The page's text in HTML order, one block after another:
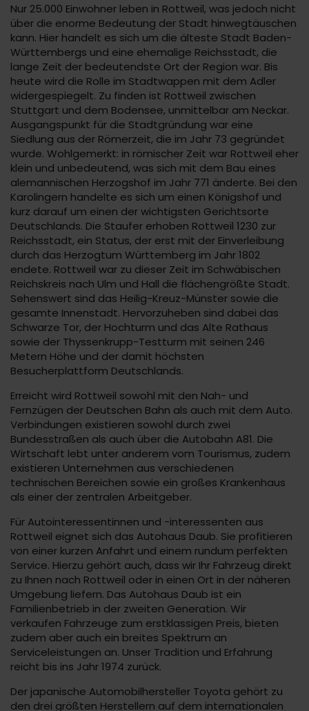
Nur 25.000 Einwohner leben in Rottweil, was jedoch nicht
über die enorme Bedeutung der Stadt hinwegtäuschen
kann. Hier handelt es sich um die älteste Stadt Baden-
Württembergs und eine ehemalige Reichsstadt, die
lange Zeit der bedeutendste Ort der Region war. Bis
heute wird die Rolle im Stadtwappen mit dem Adler
widergespiegelt. Zu finden ist Rottweil zwischen
Stuttgart und dem Bodensee, unmittelbar am Neckar.
Ausgangspunkt für die Stadtgründung war eine
Siedlung aus der Römerzeit, die im Jahr 73 gegründet
wurde. Wohlgemerkt: in römischer Zeit war Rottweil eher
klein und unbedeutend, was sich mit dem Bau eines
alemannischen Herzogshof im Jahr 771 änderte. Bei den
Karolingern handelte es sich um einen Königshof und
kurz darauf um einen der wichtigsten Gerichtsorte
Deutschlands. Die Staufer erhoben Rottweil 1230 zur
Reichsstadt, ein Status, der erst mit der Einverleibung
durch das Herzogtum Württemberg im Jahr 1802
endete. Rottweil war zu dieser Zeit im Schwäbischen
Reichskreis nach Ulm und Hall die flächengrößte Stadt.
Sehenswert sind das Heilig-Kreuz-Münster sowie die
gesamte Innenstadt. Hervorzuheben sind dabei das
Schwarze Tor, der Hochturm und das Alte Rathaus
sowie der Thyssenkrupp-Testturm mit seinen 246
Metern Höhe und der damit höchsten
Besucherplattform Deutschlands.
Erreicht wird Rottweil sowohl mit den Nah- und
Fernzügen der Deutschen Bahn als auch mit dem Auto.
Verbindungen existieren sowohl durch zwei
Bundesstraßen als auch über die Autobahn A81. Die
Wirtschaft lebt unter anderem vom Tourismus, zudem
existieren Unternehmen aus verschiedenen
technischen Bereichen sowie ein großes Krankenhaus
als einer der zentralen Arbeitgeber.
Für Autointeressentinnen und -interessenten aus
Rottweil eignet sich das Autohaus Daub. Sie profitieren
von einer kurzen Anfahrt und einem rundum perfekten
Service. Hierzu gehört auch, dass wir Ihr Fahrzeug direkt
zu Ihnen nach Rottweil oder in einen Ort in der näheren
Umgebung liefern. Das Autohaus Daub ist ein
Familienbetrieb in der zweiten Generation. Wir
verkaufen Fahrzeuge zum erstklassigen Preis, bieten
zudem aber auch ein breites Spektrum an
Serviceleistungen an. Unser Tradition und Erfahrung
reicht bis ins Jahr 1974 zurück.
Der japanische Automobilhersteller Toyota gehört zu
den drei größten Herstellern auf dem internationalen